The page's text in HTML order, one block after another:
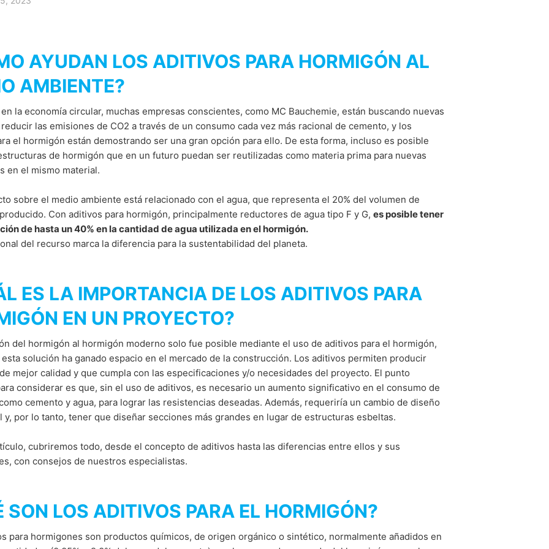
AYUDAN LOS ADITIVOS PARA HORMIGÓN AL
AMBIENTE?
la economía circular, muchas empresas conscientes, como MC Bauchemie, están buscando nuevas
las emisiones de CO2 a través de un consumo cada vez más racional de cemento, y los
el hormigón están demostrando ser una gran opción para ello. De esta forma, incluso es posible
de hormigón que en un futuro puedan ser reutilizadas como materia prima para nuevas
en el mismo material.
sobre el medio ambiente está relacionado con el agua, que representa el 20% del volumen de
Con aditivos para hormigón, principalmente reductores de agua tipo F y G, es posible tener
de hasta un 40% en la cantidad de agua utilizada en el hormigón.
del recurso marca la diferencia para la sustentabilidad del planeta.
ES LA IMPORTANCIA DE LOS ADITIVOS PARA
EN UN PROYECTO?
del hormigón al hormigón moderno solo fue posible mediante el uso de aditivos para el hormigón,
solución ha ganado espacio en el mercado de la construcción. Los aditivos permiten producir
mejor calidad y que cumpla con las especificaciones y/o necesidades del proyecto. El punto
considerar es que, sin el uso de aditivos, es necesario un aumento significativo en el consumo de
cemento y agua, para lograr las resistencias deseadas. Además, requeriría un cambio de diseño
y, por lo tanto, tener que diseñar secciones más grandes en lugar de estructuras esbeltas.
cubriremos todo, desde el concepto de aditivos hasta las diferencias entre ellos y sus
con consejos de nuestros especialistas.
SON LOS ADITIVOS PARA EL HORMIGÓN?
para hormigones son productos químicos, de origen orgánico o sintético, normalmente añadidos en
por Google Analytics, haga clic en el enlace a continuación. Se establecerá una cookie de
sus datos en futuras visitas al sitio.
Google Analytics maneja la información, consulte la política de privacidad del servicio.
6004245?hl=en
las autoridades alemanas de protección de la información, el contrato de prestación de servicios entre MC y
de navegación por parte de terceros y siempre dentro de los parámetros de la legislación.
YouTube, una plataforma operada por YouTube LLC, 901 Cherry Ave., San Bruno, CA 94066, Estados
Cuando visita una página que contiene complementos de YouTube, se establece automáticamente una
la plataforma incluso tiene en cuenta estos datos en el registro de hábitos de navegación de su perfil. Si no
navegación, simplemente cierre sesión en su cuenta de YouTube mientras navega por nuestro sitio.
hacer nuestro sitio web más atractivo y esto no viola la legislación europea de protección de datos, como se
GDPR. Para obtener más información sobre el uso que hace YouTube de los datos del usuario, consulte la
en https://www.google.de/intl/de/policies/privacy.
datos solo se realizan con el consentimiento explícito del usuario de Internet, y en estos casos, puede
en cualquier momento. Simplemente envíe un correo electrónico o un mensaje informal a MC-
de datos. Después de la notificación, sus datos ya no se recopilarán. Sin embargo, los datos recopilados
como lo exige la ley.
de datos personales establecidas en esta política de privacidad o en el reglamento GDPR, la
al organismo competente, que en este caso es el Landesbeauftragte für Datenschutz und
de navegación tratados por MC mediante consentimiento. El envío se realizará directamente a usted,
tiene derecho a recibir información gratuita en cualquier momento sobre sus datos almacenados. También
y mejorarlo continuamente, utilizamos cookies. Al utilizar nuestro sitio web varias veces, acepta el uso de
de Privacidad
reCAPTCH y GooglePrivacy PolicyandTerms of Serviceapply.
ENVIAR